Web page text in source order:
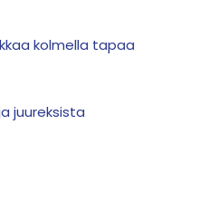
kolmella tapaa
juureksista